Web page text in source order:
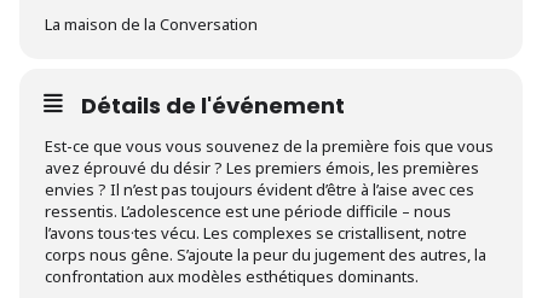
La maison de la Conversation
Détails de l'événement
Est-ce que vous vous souvenez de la première fois que vous
avez éprouvé du désir ? Les premiers émois, les premières
envies ? Il n’est pas toujours évident d’être à l’aise avec ces
ressentis. L’adolescence est une période difficile – nous
l’avons tous·tes vécu. Les complexes se cristallisent, notre
corps nous gêne. S’ajoute la peur du jugement des autres, la
confrontation aux modèles esthétiques dominants.